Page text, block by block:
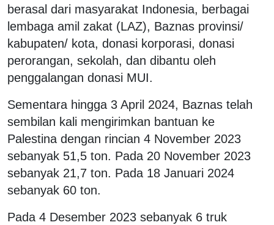
berasal dari masyarakat Indonesia, berbagai
lembaga amil zakat (LAZ), Baznas provinsi/
kabupaten/ kota, donasi korporasi, donasi
perorangan, sekolah, dan dibantu oleh
penggalangan donasi MUI.
Sementara hingga 3 April 2024, Baznas telah
sembilan kali mengirimkan bantuan ke
Palestina dengan rincian 4 November 2023
sebanyak 51,5 ton. Pada 20 November 2023
sebanyak 21,7 ton. Pada 18 Januari 2024
sebanyak 60 ton.
Pada 4 Desember 2023 sebanyak 6 truk